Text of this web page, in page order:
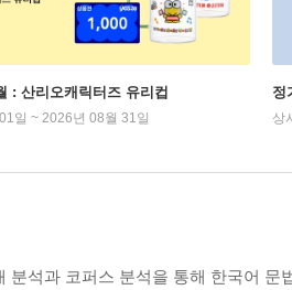
: 산리오캐릭터즈 유리컵
일 ~ 2026년 08월 31일
정
상
분석과 코퍼스 분석을 통해 한국어